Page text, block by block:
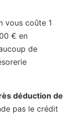
vous coûte 1
€ en
de
déduction de
pas le crédit